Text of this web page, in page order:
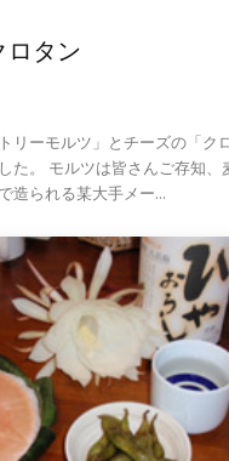
ロタン
リーモルツ」とチーズの「ク
知、麦芽１
造られる某大手メー...